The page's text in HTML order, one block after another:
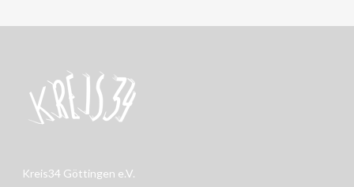
Kreis34 Göttingen e.V.